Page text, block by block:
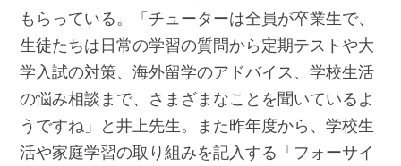
もらっている。「チューターは全員が卒業生で、
生徒たちは日常の学習の質問から定期テストや大
学入試の対策、海外留学のアドバイス、学校生活
の悩み相談まで、さまざまなことを聞いているよ
うですね」と井上先生。また昨年度から、学校生
活や家庭学習の取り組みを記入する「フォーサイ